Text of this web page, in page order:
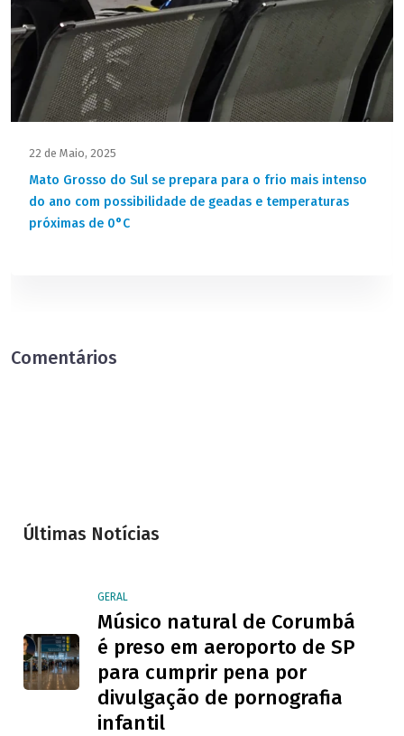
22 de Maio, 2025
Mato Grosso do Sul se prepara para o frio mais intenso
do ano com possibilidade de geadas e temperaturas
próximas de 0°C
Comentários
Últimas Notícias
GERAL
Músico natural de Corumbá
é preso em aeroporto de SP
para cumprir pena por
divulgação de pornografia
infantil